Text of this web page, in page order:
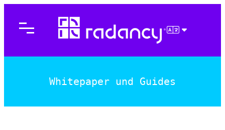
Inhalt
Whitepaper und Guides